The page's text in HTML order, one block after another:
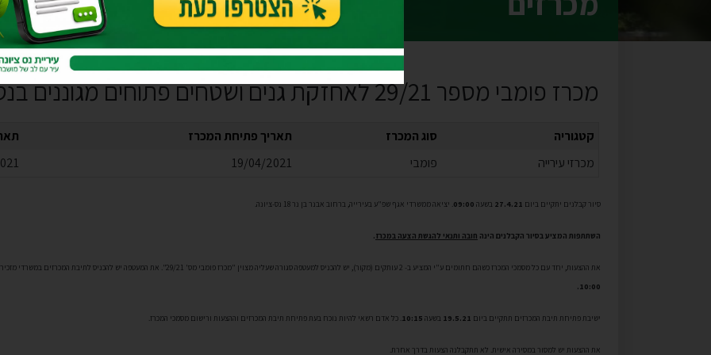
מכרז פומבי מספר 29/21 לאחזקת גנים ושטחים פתוחים מגוננים בנס ציונה
קטגוריה סוג המכרז תאריך פתיחת המכרז
מכרזי עירייה
פומבי 19/04/2021
סיור קבלנים יתקיים ביום 27.4.21 בשעה 09:00. יציאה ממשרדי אגף שפ"ע בעירייה, ברחוב אבנר בן נר 18 נס-ציונה.
השתתפות המציע בסיור הקבלנים הינה חובה ותנאי להגשת הצעה במכרז.
את ההצעות, יחד עם כל מסמכי המכרז כשהם חתומים ע"י המציע ב- 2 עותקים (מקור), יש להכניס למעטפה סגורה שעליה מצוין "מכרז פומבי מס' 29/21". את המעטפה יש להכניס לתיבת המכרזים במשרדי מזכירות העירייה, קומה ב', חדר 311, ברחוב הבנים 9, נס-ציונה עד ליום
10:00.
ישיבת פתיחת תיבת המכרזים תתקיים ביום 19.5.21 בשעה 10:15. כל אדם רשאי להיות נוכח בעת פתיחת תיבת המכרזים וההצעות ורישום מסמכי המכרז.
את ההצעות יש למסור במסירה אישית. לא תתקבלנה הצעות בדרך אחרת.